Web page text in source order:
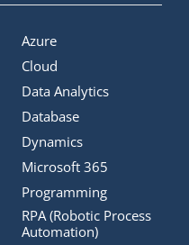
Azure
Cloud
Data Analytics
Database
Dynamics
Microsoft 365
Programming
RPA (Robotic Process
Automation)